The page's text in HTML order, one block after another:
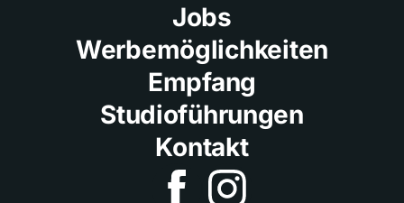
Jobs
Werbemöglichkeiten
Empfang
Studioführungen
Kontakt